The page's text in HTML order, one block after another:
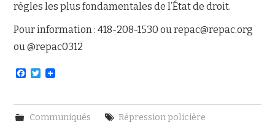
règles les plus fondamentales de l’État de droit.
Pour information : 418-208-1530 ou repac@repac.org
ou @repac0312
F
e
b
o
T
t
e
Communiqués Répression policière